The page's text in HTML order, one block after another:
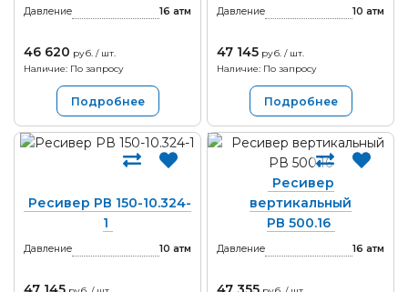
Давление 16 атм
46 620 руб. / шт.
Наличие: По запросу
Подробнее
Давление 10 атм
47 145 руб. / шт.
Наличие: По запросу
Подробнее
Ресивер РВ 150-10.324-
1
Давление 10 атм
Ресивер
вертикальный
РВ 500.16
Давление 16 атм